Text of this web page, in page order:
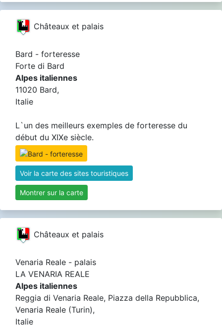
Châteaux et palais
Bard - forteresse
Forte di Bard
Alpes italiennes
11020 Bard,
Italie
L`un des meilleurs exemples de forteresse du
début du XIXe siècle.
Voir la carte des sites touristiques
Montrer sur la carte
Châteaux et palais
Venaria Reale - palais
LA VENARIA REALE
Alpes italiennes
Reggia di Venaria Reale, Piazza della Repubblica,
Venaria Reale (Turin),
Italie